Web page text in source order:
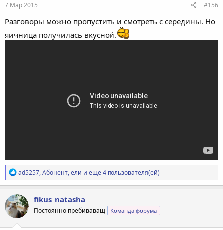
7 Мар 2015 #156
Разговоры можно пропустить и смотреть с середины. Но
яичница получилась вкусной.
Р
е
а
к
ц
и
и
:
ad5257,Абонент,ели и еще 4 пользователя(ей)
fikus_natasha
Постоянно пребиваващ Команда форума